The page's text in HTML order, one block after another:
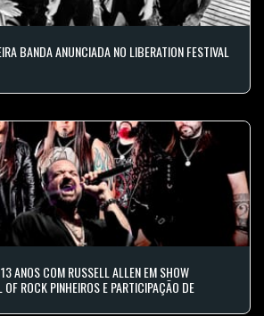
BANDA ANUNCIADA NO LIBERATION FESTIVAL
ANOS COM RUSSELL ALLEN EM SHOW
ROCK PINHEIROS E PARTICIPAÇÃO DE